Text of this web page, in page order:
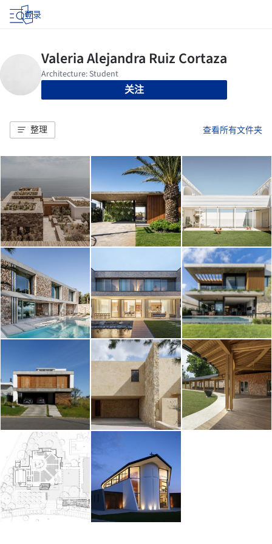
登录
关注
整理 查看所有文件夹